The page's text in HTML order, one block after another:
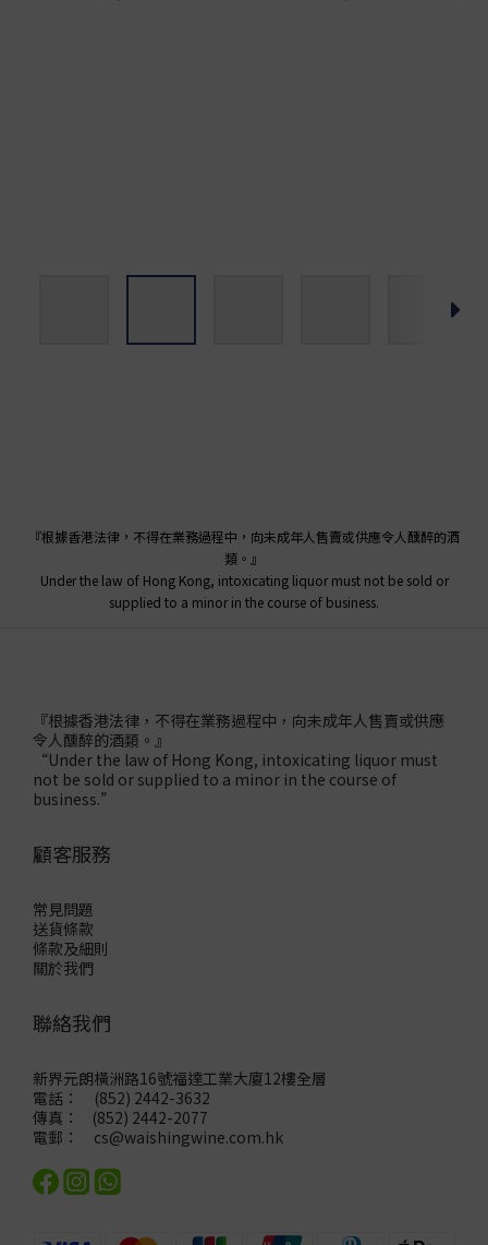
『根據香港法律，不得在業務過程中，向未成年人售賣或供應令人醺醉的酒
類。』
Under the law of Hong Kong, intoxicating liquor must not be sold or
supplied to a minor in the course of business.
『根據香港法律，不得在業務過程中，向未成年人售賣或供應
令人醺醉的酒類。』
“Under the law of Hong Kong, intoxicating liquor must
not be sold or supplied to a minor in the course of
business.”
顧客服務
常見問題
送貨條款
條款及細則
關於我們
聯絡我們
新界元朗橫洲路16號福達工業大廈12樓全層
電話： (852) 2442-3632
傳真： (852) 2442-2077
電郵： cs@waishingwine.com.hk